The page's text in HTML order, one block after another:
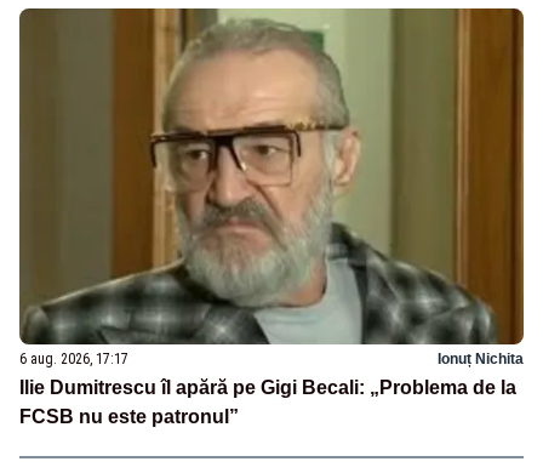
6 aug. 2026, 17:17 Ionuț Nichita
Ilie Dumitrescu îl apără pe Gigi Becali: „Problema de la
FCSB nu este patronul”